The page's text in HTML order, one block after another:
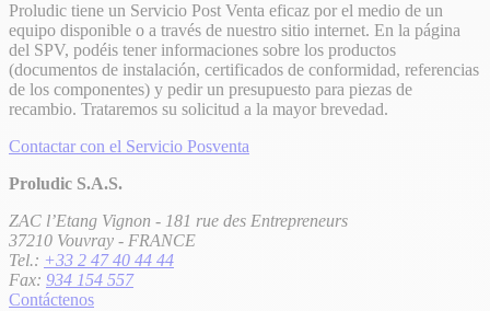
Proludic tiene un Servicio Post Venta eficaz por el medio de un
equipo disponible o a través de nuestro sitio internet. En la página
del SPV, podéis tener informaciones sobre los productos
(documentos de instalación, certificados de conformidad, referencias
de los componentes) y pedir un presupuesto para piezas de
recambio. Trataremos su solicitud a la mayor brevedad.
Contactar con el Servicio Posventa
Proludic S.A.S.
ZAC l’Etang Vignon - 181 rue des Entrepreneurs
37210 Vouvray - FRANCE
Tel.: +33 2 47 40 44 44
Fax: 934 154 557
Contáctenos